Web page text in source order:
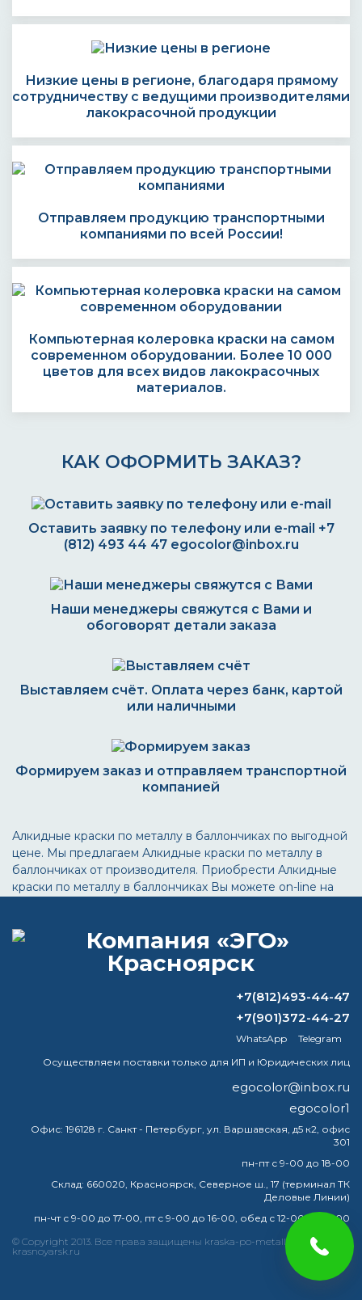
Низкие цены в регионе, благодаря прямому
сотрудничеству с ведущими производителями
лакокрасочной продукции
Отправляем продукцию транспортными
компаниями по всей России!
Компьютерная колеровка краски на самом
современном оборудовании. Более 10 000
цветов для всех видов лакокрасочных
материалов.
КАК ОФОРМИТЬ ЗАКАЗ?
Оставить заявку по телефону или e-mail +7
(812) 493 44 47 egocolor@inbox.ru
Наши менеджеры свяжутся с Вами и
обоговорят детали заказа
Выставляем счёт. Оплата через банк, картой
или наличными
Формируем заказ и отправляем транспортной
компанией
Алкидные краски по металлу в баллончиках по выгодной
цене. Мы предлагаем Алкидные краски по металлу в
баллончиках от производителя. Приобрести Алкидные
краски по металлу в баллончиках Вы можете on-line на
ВОПРОС-ОТВЕТ
Каков расход краски ОС 12-03?
Что лучше всего приобрести у вас для
окраски с внутренней стороны
краска эмаль металлу купить грунт
металла
+7(812)493-44-47
+7(901)372-44-27
WhatsApp
Telegram
Осуществляем поставки только для ИП и Юридических лиц
egocolor@inbox.ru
egocolor1
Офис: 196128 г. Санкт - Петербург, ул. Варшавская, д5 к2, офис
301
пн-пт с 9-00 до 18-00
Склад: 660020, Красноярск, Северное ш., 17 (терминал ТК
Деловые Линии)
пн-чт с 9-00 до 17-00, пт с 9-00 до 16-00, обед с 12-00 до 13-00
© Copyright 2013. Все права защищены kraska-po-metallu-
krasnoyarsk.ru